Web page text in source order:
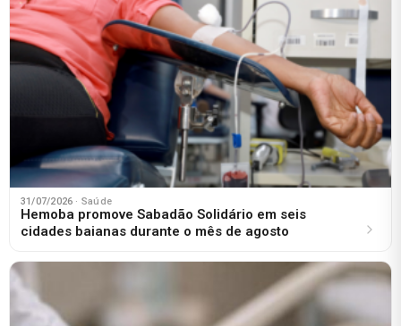
31/07/2026 · Saúde
Hemoba promove Sabadão Solidário em seis
cidades baianas durante o mês de agosto